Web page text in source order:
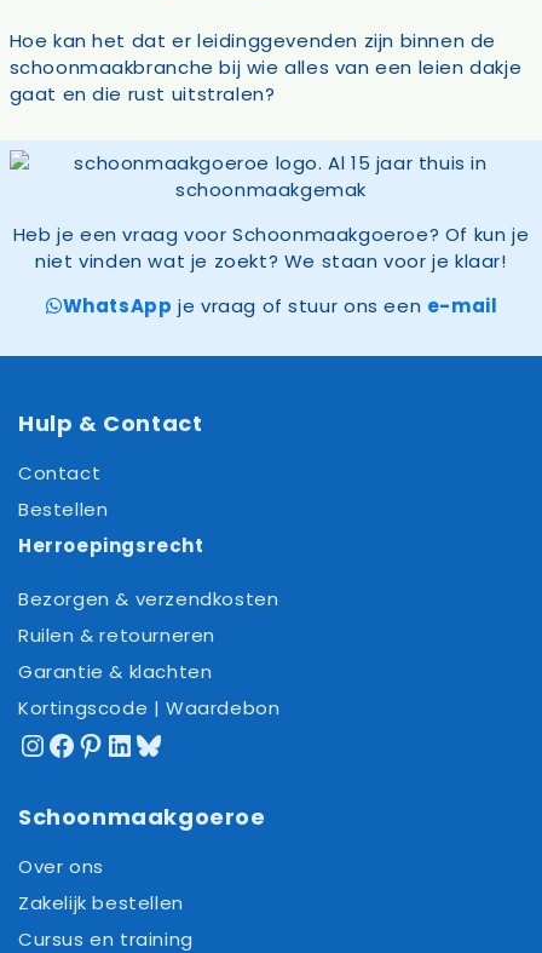
Hoe kan het dat er leidinggevenden zijn binnen de
schoonmaakbranche bij wie alles van een leien dakje
gaat en die rust uitstralen?
Heb je een vraag voor Schoonmaakgoeroe? Of kun je
niet vinden wat je zoekt? We staan voor je klaar!
WhatsApp je vraag of stuur ons een e-mail
Hulp & Contact
Contact
Bestellen
Herroepingsrecht
Bezorgen & verzendkosten
Ruilen & retourneren
Garantie & klachten
Kortingscode | Waardebon
Instagram
Facebook
Pinterest
LinkedIn
Bluesky
Schoonmaakgoeroe
Over ons
Zakelijk bestellen
Cursus en training